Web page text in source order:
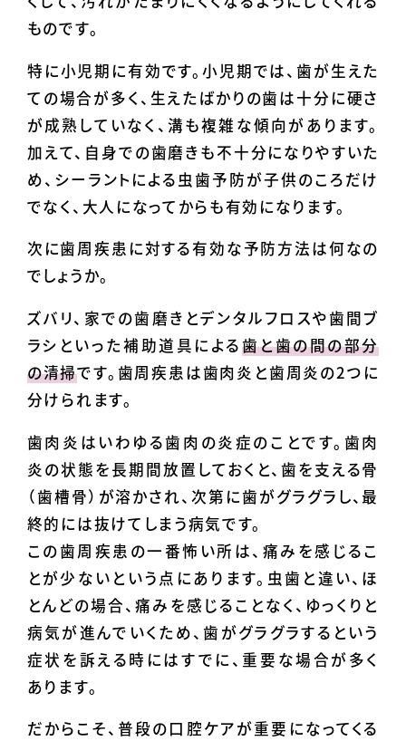
ものです。
特に小児期に有効です。小児期では、歯が生えた
ての場合が多く、生えたばかりの歯は十分に硬さ
が成熟していなく、溝も複雑な傾向があります。
加えて、自身での歯磨きも不十分になりやすいた
め、シーラントによる虫歯予防が子供のころだけ
でなく、大人になってからも有効になります。
次に歯周疾患に対する有効な予防方法は何なの
でしょうか。
ズバリ、家での歯磨きとデンタルフロスや歯間ブ
ラシといった補助道具による歯と歯の間の部分
の清掃です。歯周疾患は歯肉炎と歯周炎の2つに
分けられます。
歯肉炎はいわゆる歯肉の炎症のことです。歯肉
炎の状態を長期間放置しておくと、歯を支える骨
（歯槽骨）が溶かされ、次第に歯がグラグラし、最
終的には抜けてしまう病気です。
この歯周疾患の一番怖い所は、痛みを感じるこ
とが少ないという点にあります。虫歯と違い、ほ
とんどの場合、痛みを感じることなく、ゆっくりと
病気が進んでいくため、歯がグラグラするという
症状を訴える時にはすでに、重要な場合が多く
あります。
だからこそ、普段の口腔ケアが重要になってくる